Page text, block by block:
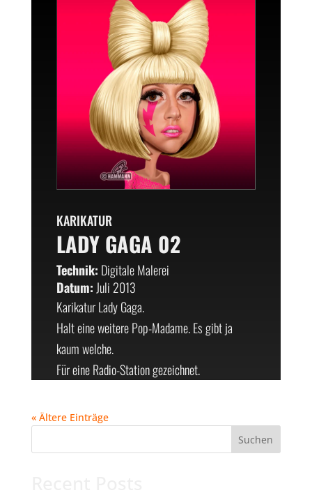
KARIKATUR
LADY GAGA 02
Technik: Digitale Malerei
Datum: Juli 2013
Karikatur Lady Gaga.
Halt eine weitere Pop-Madame. Es gibt ja
kaum welche.
Für eine Radio-Station gezeichnet.
« Ältere Einträge
Suchen